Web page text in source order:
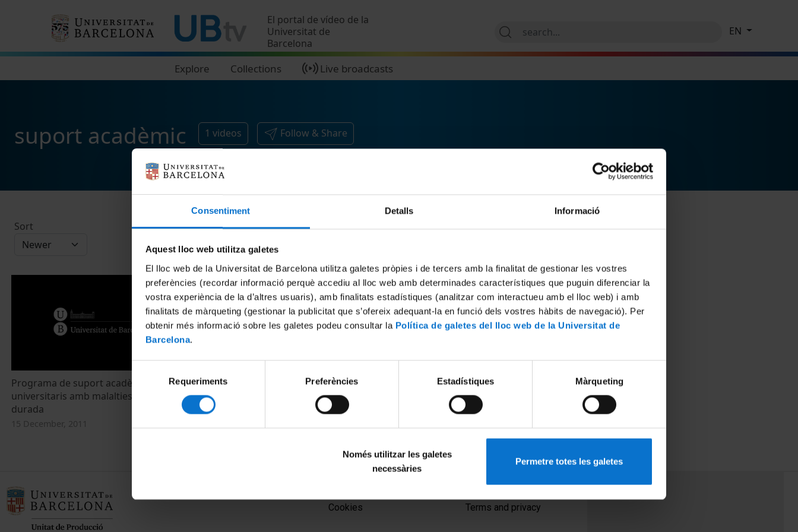
Consentiment Detalls Informació
Aquest lloc web utilitza galetes
El lloc web de la Universitat de Barcelona utilitza galetes pròpies i de tercers amb la finalitat de gestionar les vostres
preferències (recordar informació perquè accediu al lloc web amb determinades característiques que puguin diferenciar la
vostra experiència de la d’altres usuaris), amb finalitats estadístiques (analitzar com interactueu amb el lloc web) i amb
finalitats de màrqueting (gestionar la publicitat que s’ofereix adequant-la en funció dels vostres hàbits de navegació). Per
obtenir més informació sobre les galetes podeu consultar la Política de galetes del lloc web de la Universitat de
Barcelona.
de
consentiment
Requeriments Preferències Estadístiques Màrqueting
Només utilitzar les galetes
necessàries
Permetre totes les galetes
El portal de vídeo de la
Universitat de
Barcelona
Explore Collections Live broadcasts
EN
suport acadèmic 1 videos Follow & Share
Sort
Programa de suport acadèmic a
universitaris amb malalties de llarga
durada
15 December, 2011
Cookies
PEU 2
Terms and privacy
PEU 3